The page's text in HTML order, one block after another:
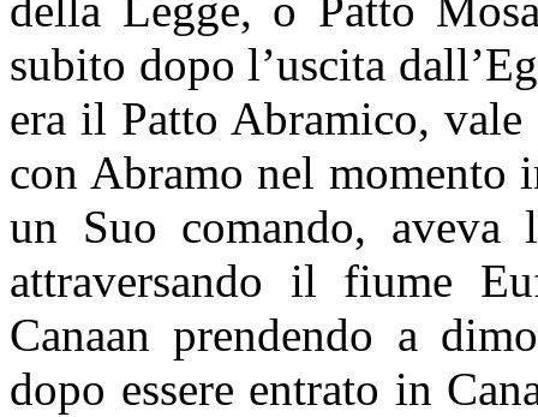
subito dopo l’uscita
era il Patto Abramico,
con Abramo nel momento
un Suo comando,
attraversando il fiume
Canaan prendendo a
dopo essere entrato in